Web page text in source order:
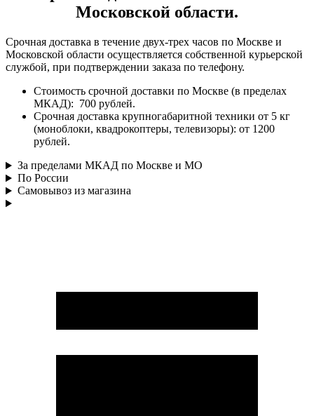
Московской области.
Срочная доставка в течение двух-трех часов по Москве и
Московской области осуществляется собственной курьерской
службой, при подтверждении заказа по телефону.
Стоимость срочной доставки по Москве (в пределах
МКАД): 700 рублей.
Срочная доставка крупногабаритной техники от 5 кг
(моноблоки, квадрокоптеры, телевизоры): от 1200
рублей.
За пределами МКАД по Москве и МО
По России
Самовывоз из магазина